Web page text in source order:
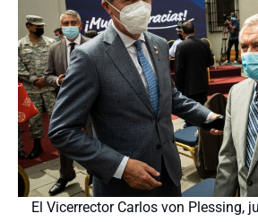
El Vicerrector Carlos von Plessing,